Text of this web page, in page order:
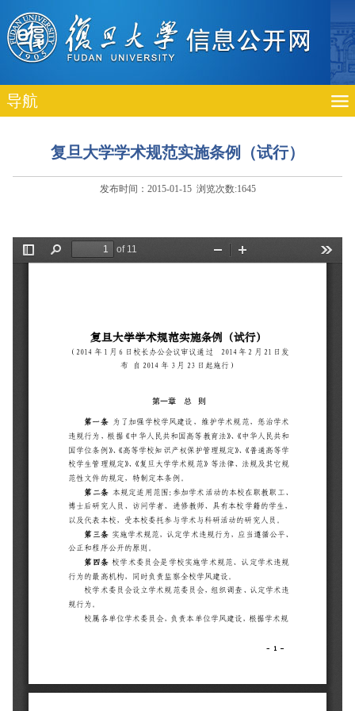
导航
复旦大学学术规范实施条例（试行）
发布时间：2015-01-15 浏览次数:1645